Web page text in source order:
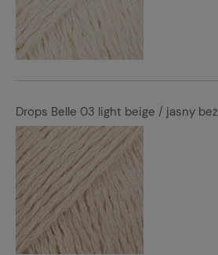
Drops Belle 03 light beige / jasny beż